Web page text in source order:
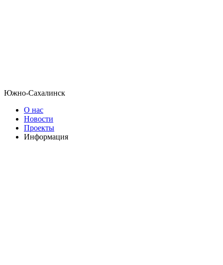
Южно-Сахалинск
О нас
Новости
Проекты
Информация